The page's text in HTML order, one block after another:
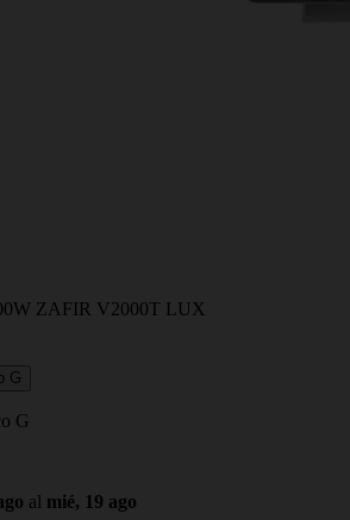
ZAFIR V2000T LUX
al mié, 19 ago